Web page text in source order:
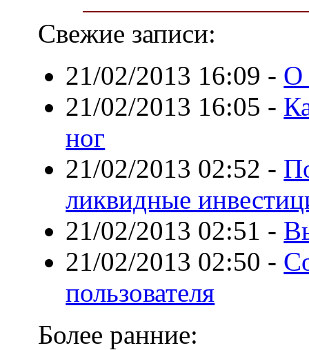
Свежие записи:
21/02/2013 16:09 - О
21/02/2013 16:05 -
ног
21/02/2013 02:52 -
ликвидные
21/02/2013 02:51 -
21/02/2013 02:50 -
пользователя
Более ранние: